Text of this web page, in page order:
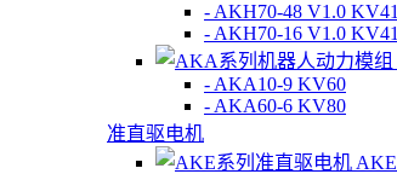
- AKH70-48 V1.0 KV41
- AKH70-16 V1.0 KV41
- AKA10-9 KV60
- AKA60-6 KV80
准直驱电机